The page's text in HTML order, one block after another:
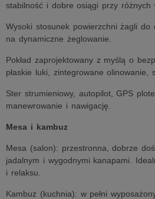
stabilność i dobre osiągi przy różnych
Wysoki stosunek powierzchni żagli do
na dynamiczne żeglowanie.
Pokład zaprojektowany z myślą o
płaskie luki, zintegrowane olinowanie,
Ster strumieniowy, autopilot, GPS
manewrowanie i nawigację.
Mesa i kambuz
Mesa (salon): przestronna, dobrze
jadalnym i wygodnymi kanapami.
i relaksu.
Kambuz (kuchnia): w pełni